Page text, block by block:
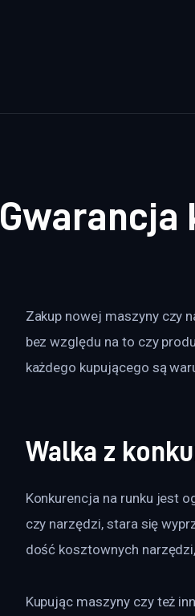
Gwarancja
Zakup nowej maszyny czy
bez względu na to czy
każdego kupującego są
Walka z
Konkurencja na runku jest
czy narzędzi, stara się
dość kosztownych
Kupując maszyny czy też